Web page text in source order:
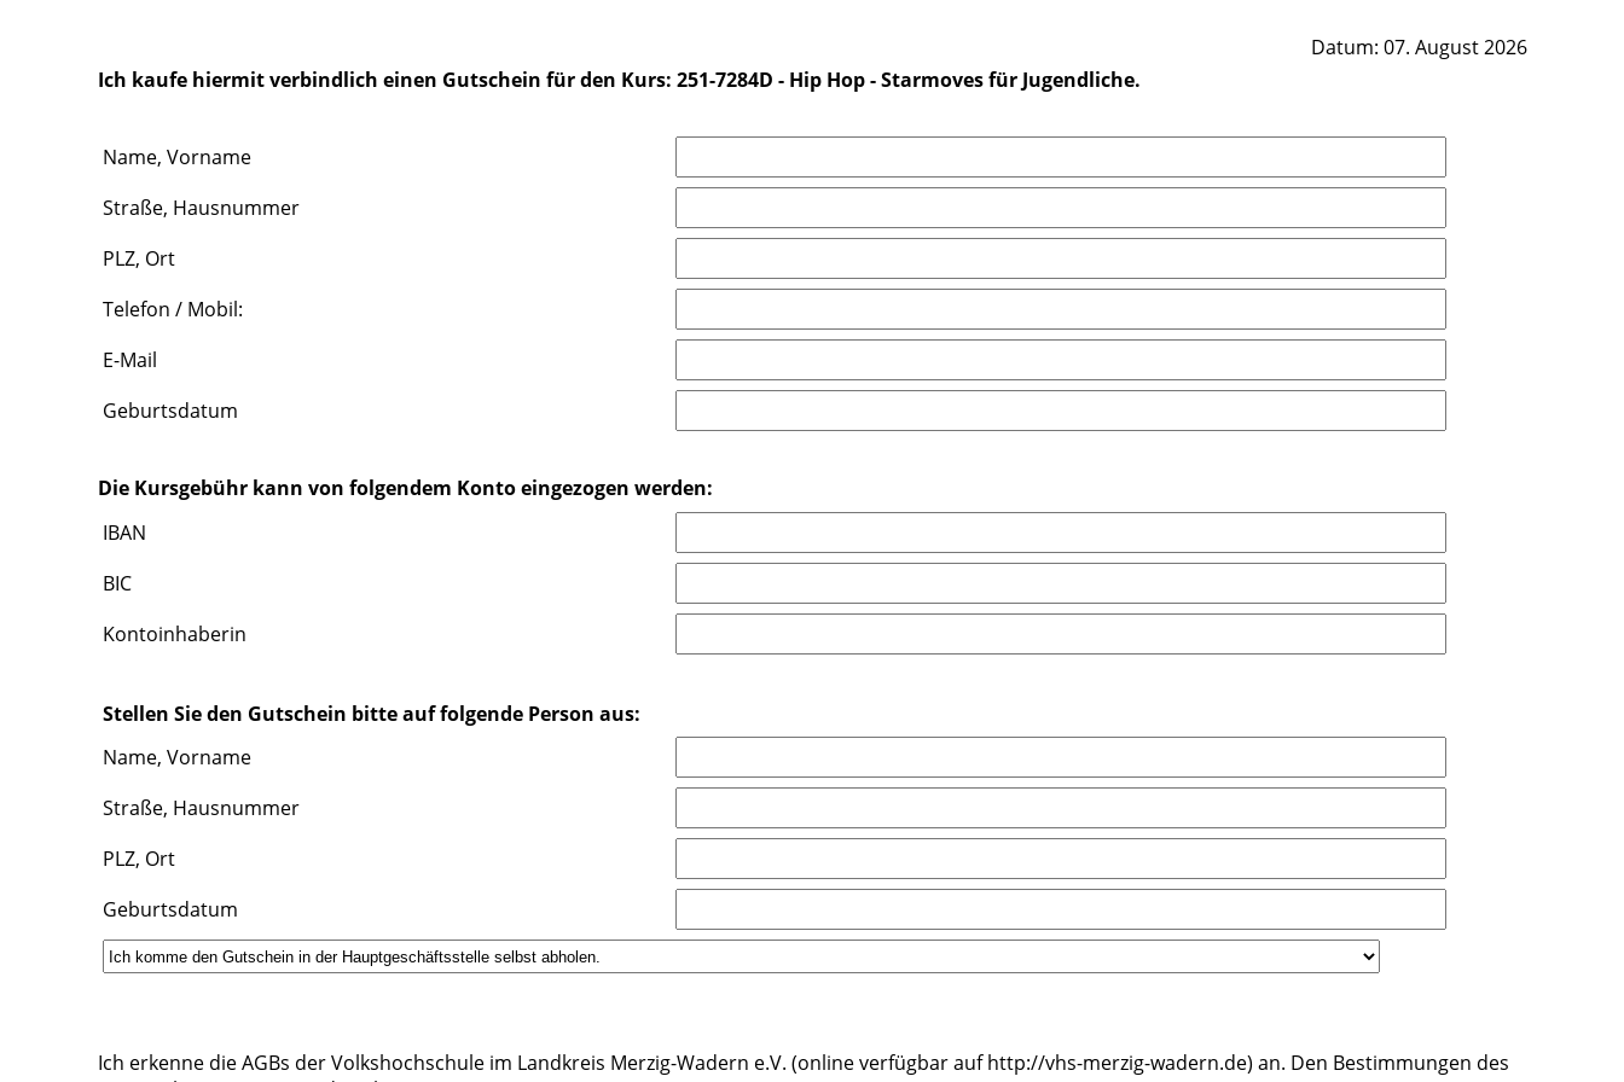
Datum: 07. August 2026
Ich kaufe hiermit verbindlich einen Gutschein für den Kurs: 251-7284D - Hip Hop - Starmoves für Jugendliche.
Name, Vorname
Straße, Hausnummer
PLZ, Ort
Telefon / Mobil:
E-Mail
Geburtsdatum
Die Kursgebühr kann von folgendem Konto eingezogen werden:
IBAN
BIC
Kontoinhaberin
Stellen Sie den Gutschein bitte auf folgende Person aus:
Name, Vorname
Straße, Hausnummer
PLZ, Ort
Geburtsdatum
Ich erkenne die AGBs der Volkshochschule im Landkreis Merzig-Wadern e.V. (online verfügbar auf http://vhs-merzig-wadern.de) an. Den Bestimmungen des